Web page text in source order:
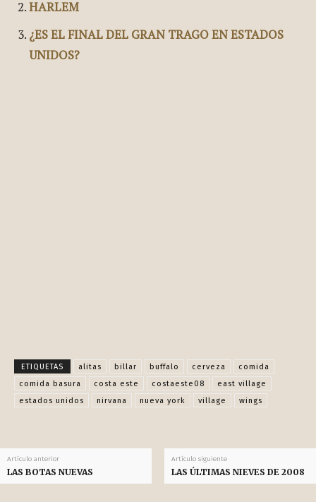
HARLEM
¿ES EL FINAL DEL GRAN TRAGO EN ESTADOS
UNIDOS?
ETIQUETAS alitas billar buffalo cerveza
comida
comida basura
costa este costaeste08
east village
estados unidos
nirvana nueva york village wings
Artículo anterior
LAS BOTAS NUEVAS
Artículo siguiente
LAS ÚLTIMAS NIEVES DE 2008